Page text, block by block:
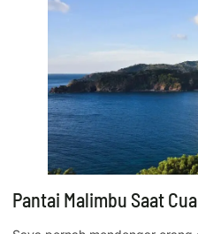
Pantai Malimbu Saat